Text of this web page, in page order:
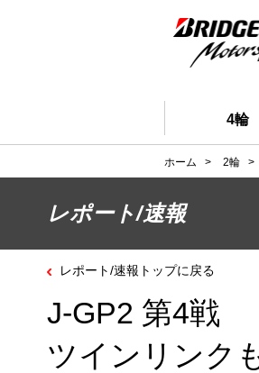
4輪
ホーム > 2輪 >
レポート/速報
レポート/速報トップに戻る
J-GP2 第4戦
ツインリンク